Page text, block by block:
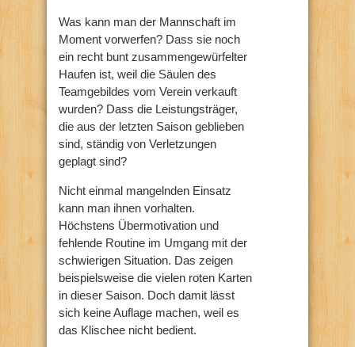
Was kann man der Mannschaft im
Moment vorwerfen? Dass sie noch
ein recht bunt zusammengewürfelter
Haufen ist, weil die Säulen des
Teamgebildes vom Verein verkauft
wurden? Dass die Leistungsträger,
die aus der letzten Saison geblieben
sind, ständig von Verletzungen
geplagt sind?
Nicht einmal mangelnden Einsatz
kann man ihnen vorhalten.
Höchstens Übermotivation und
fehlende Routine im Umgang mit der
schwierigen Situation. Das zeigen
beispielsweise die vielen roten Karten
in dieser Saison. Doch damit lässt
sich keine Auflage machen, weil es
das Klischee nicht bedient.